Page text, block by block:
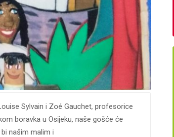
Sylvain i Zoé Gauchet, profesorice
boravka u Osijeku, naše gošće će
našim malim i